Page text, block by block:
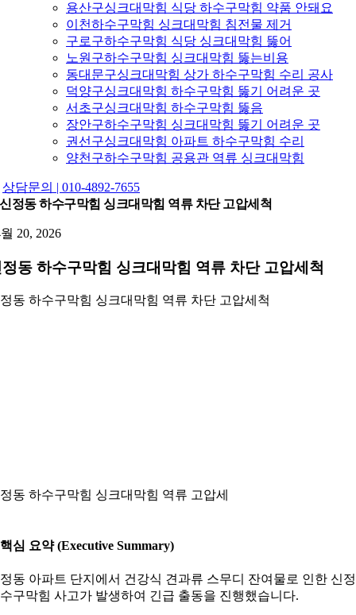
용산구싱크대막힘 식당 하수구막힘 약품 안돼요
이천하수구막힘 싱크대막힘 침전물 제거
구로구하수구막힘 식당 싱크대막힘 뚫어
노원구하수구막힘 싱크대막힘 뚫는비용
동대문구싱크대막힘 상가 하수구막힘 수리 공사
덕양구싱크대막힘 하수구막힘 뚫기 어려운 곳
서초구싱크대막힘 하수구막힘 뚫음
장안구하수구막힘 싱크대막힘 뚫기 어려운 곳
권선구싱크대막힘 아파트 하수구막힘 수리
양천구하수구막힘 공용관 역류 싱크대막힘
상담문의 | 010-4892-7655
신정동 하수구막힘 싱크대막힘 역류 차단 고압세척
20, 2026
동 하수구막힘 싱크대막힘 역류 차단 고압세척
동 하수구막힘 싱크대막힘 역류 차단 고압세척
동 하수구막힘 싱크대막힘 역류 고압세
심 요약 (Executive Summary)
동 아파트 단지에서 건강식 견과류 스무디 잔여물로 인한 신
구막힘 사고가 발생하여 긴급 출동을 진행했습니다.